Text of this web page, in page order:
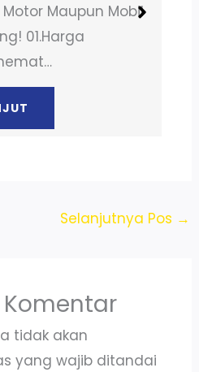
Maupun Mobil
01.Harga
Selanjutnya Pos →
tidak akan
yang wajib ditandai